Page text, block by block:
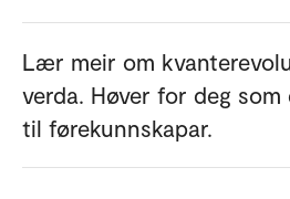
Lær meir om
verda. Høver for deg
til førekunnskapar.